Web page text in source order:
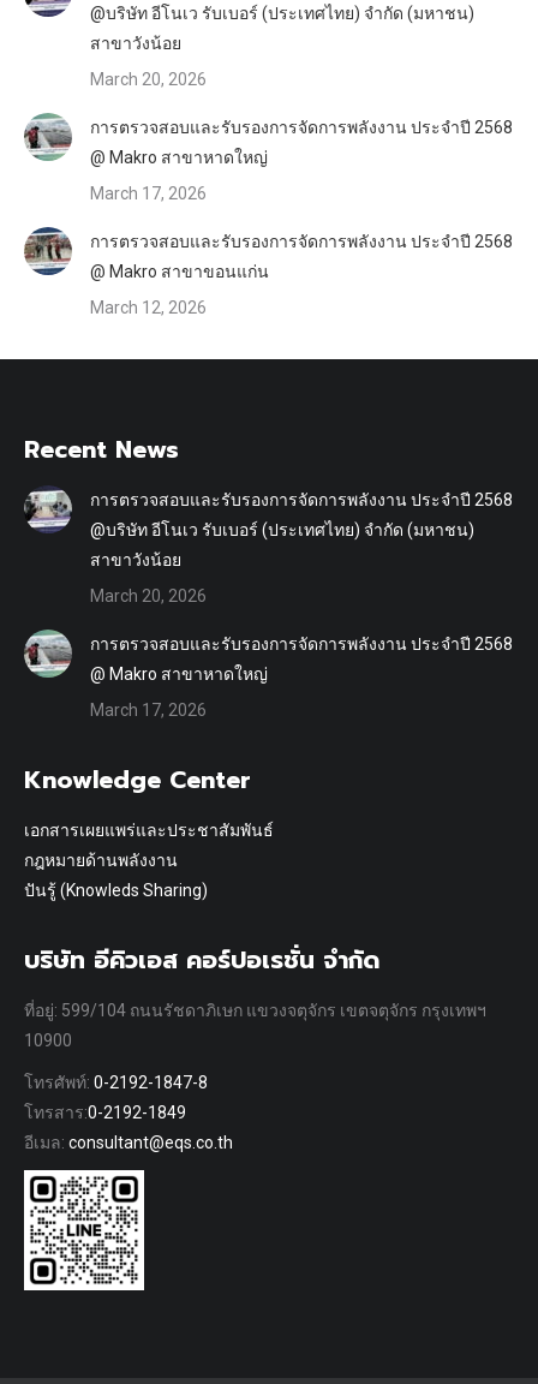
@บริษัท อีโนเว รับเบอร์ (ประเทศไทย) จำกัด (มหาชน)
สาขาวังน้อย
March 20, 2026
การตรวจสอบและรับรองการจัดการพลังงาน ประจำปี 2568
@ Makro สาขาหาดใหญ่
March 17, 2026
การตรวจสอบและรับรองการจัดการพลังงาน ประจำปี 2568
@ Makro สาขาขอนแก่น
March 12, 2026
Recent News
การตรวจสอบและรับรองการจัดการพลังงาน ประจำปี 2568
@บริษัท อีโนเว รับเบอร์ (ประเทศไทย) จำกัด (มหาชน)
สาขาวังน้อย
March 20, 2026
การตรวจสอบและรับรองการจัดการพลังงาน ประจำปี 2568
@ Makro สาขาหาดใหญ่
March 17, 2026
Knowledge Center
เอกสารเผยแพร่และประชาสัมพันธ์
กฎหมายด้านพลังงาน
ปันรู้ (Knowleds Sharing)
บริษัท อีคิวเอส คอร์ปอเรชั่น จำกัด
ที่อยู่: 599/104 ถนนรัชดาภิเษก แขวงจตุจักร เขตจตุจักร กรุงเทพฯ
10900
โทรศัพท์: 0-2192-1847-8
โทรสาร:0-2192-1849
อีเมล: consultant@eqs.co.th